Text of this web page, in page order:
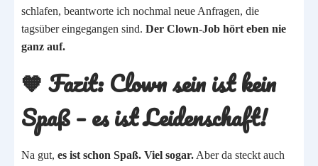
schlafen, beantworte ich nochmal neue Anfragen, die
tagsüber eingegangen sind. Der Clown-Job hört eben nie
ganz auf.
🧡 Fazit:Clown sein ist kein
Spaß – es ist Leidenschaft!
Na gut, es ist schon Spaß. Viel sogar. Aber da steckt auch